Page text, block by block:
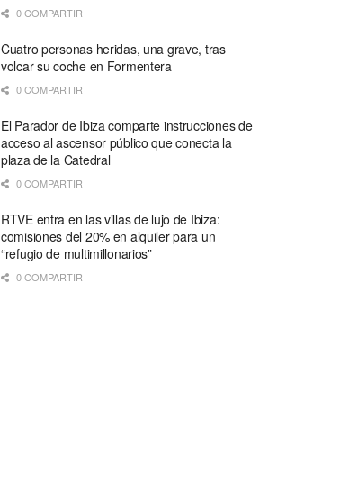
0 COMPARTIR
Cuatro personas heridas, una grave, tras
volcar su coche en Formentera
0 COMPARTIR
El Parador de Ibiza comparte instrucciones de
acceso al ascensor público que conecta la
plaza de la Catedral
0 COMPARTIR
RTVE entra en las villas de lujo de Ibiza:
comisiones del 20% en alquiler para un
“refugio de multimillonarios”
0 COMPARTIR